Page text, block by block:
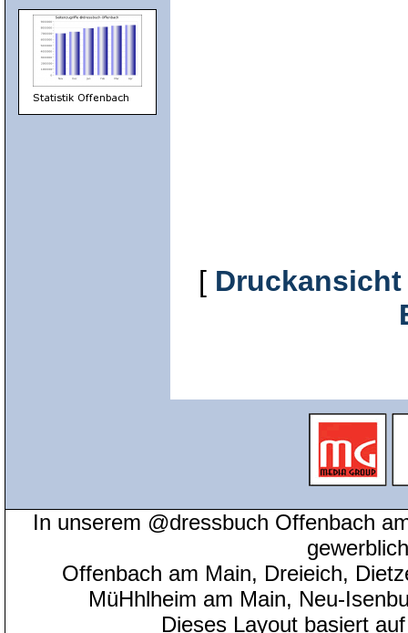
[ Druckansicht
In unserem @dressbuch Offenbach
Offenbach am Main, Dreieich,
MüHhlheim am Main, Neu-
Dieses Layout basiert